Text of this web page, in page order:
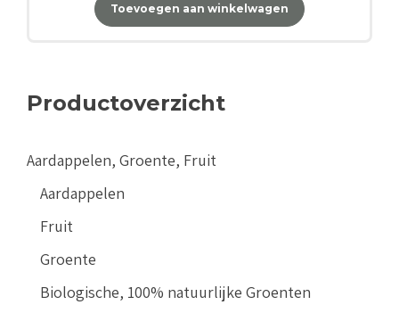
Toevoegen aan winkelwagen
Productoverzicht
Aardappelen, Groente, Fruit
Aardappelen
Fruit
Groente
Biologische, 100% natuurlijke Groenten